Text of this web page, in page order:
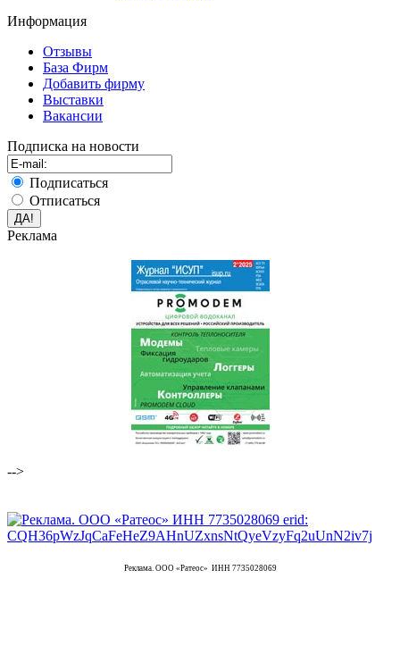
Информация
Отзывы
База Фирм
Добавить фирму
Выставки
Вакансии
Подписка на новости
Подписаться
Отписаться
Реклама
-->
Реклама. ООО «Ратеос» ИНН 7735028069